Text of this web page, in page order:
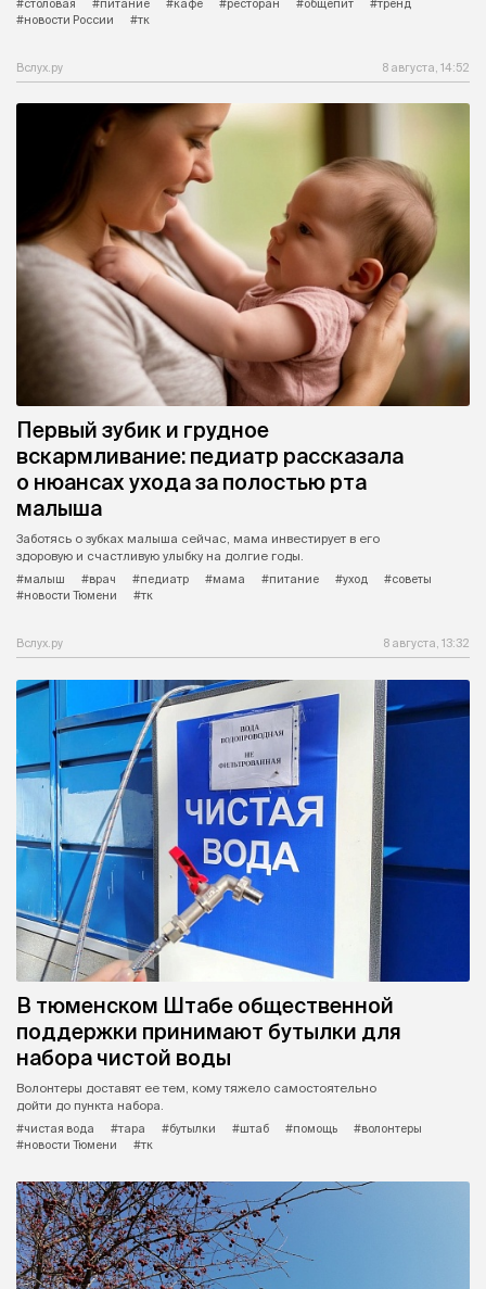
#столовая #питание #кафе #ресторан #общепит
#тренд
#новости России
#тк
Вслух.ру 8 августа, 14:52
Первый зубик и грудное
вскармливание: педиатр рассказала
о нюансах ухода за полостью рта
малыша
Заботясь о зубках малыша сейчас, мама инвестирует в его
здоровую и счастливую улыбку на долгие годы.
#малыш
#врач #педиатр #мама #питание #уход
#советы
#новости Тюмени
#тк
Вслух.ру 8 августа, 13:32
В тюменском Штабе общественной
поддержки принимают бутылки для
набора чистой воды
Волонтеры доставят ее тем, кому тяжело самостоятельно
дойти до пункта набора.
#чистая вода
#тара #бутылки #штаб #помощь
#волонтеры
#новости Тюмени
#тк